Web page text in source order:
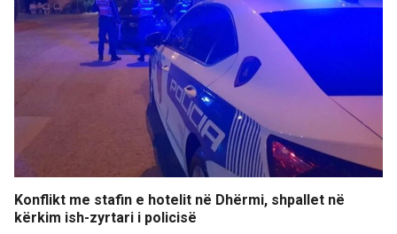
Konflikt me stafin e hotelit në Dhërmi, shpallet në
kërkim ish-zyrtari i policisë